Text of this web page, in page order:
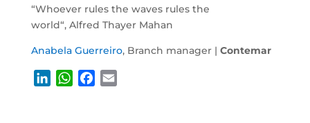
“Whoever rules the waves rules the
world“, Alfred Thayer Mahan
Anabela Guerreiro, Branch manager | Contemar
W